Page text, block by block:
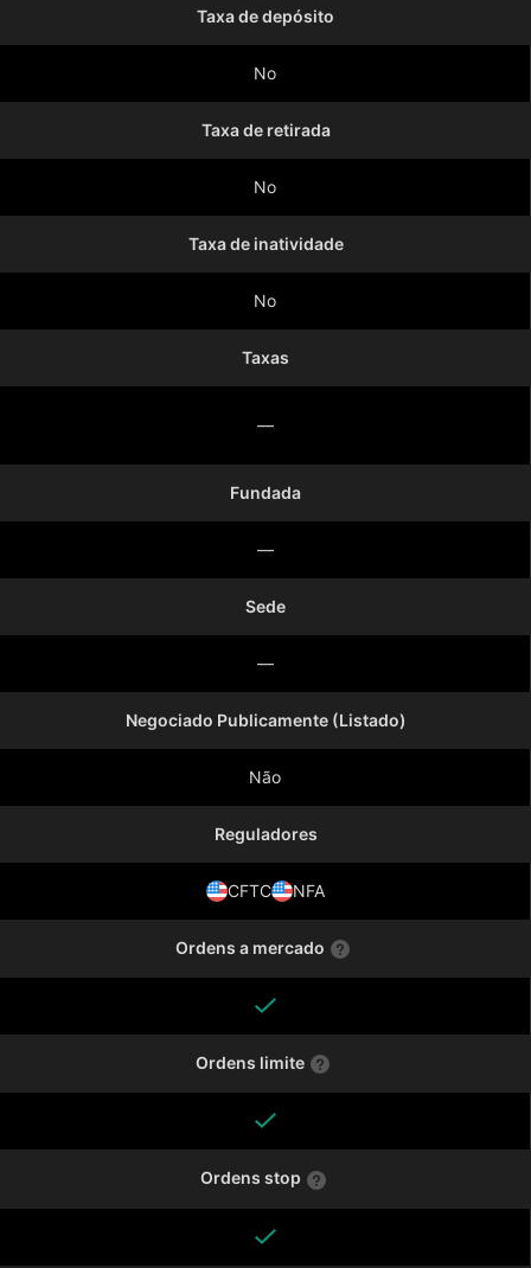
Taxa de depósito
No
Taxa de retirada
No
Taxa de inatividade
No
Taxas
—
Fundada
—
Sede
—
Negociado Publicamente (Listado)
Não
Reguladores
CFTC NFA
Ordens a mercado
Ordens limite
Ordens stop